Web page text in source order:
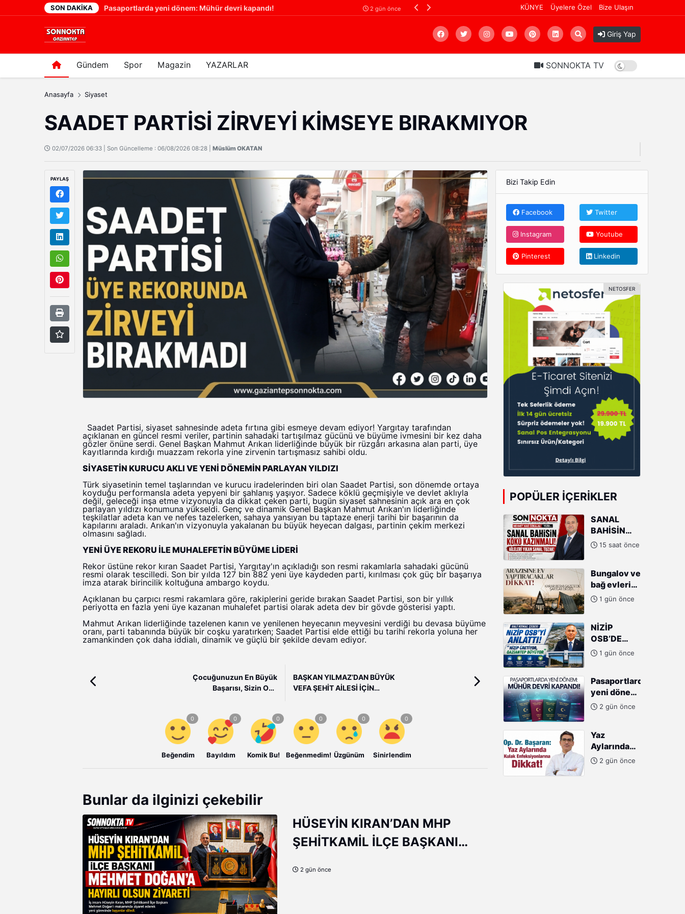
SON DAKIKA 2 gün önce 2 gün önce KÜNYE Üyelere Özel Bize Ulaşın
Giriş Yap
Gündem Spor Magazin YAZARLAR SONNOKTA TV
Arama
Anasayfa Siyaset
SAADET PARTİSİ ZİRVEYİ KİMSEYE BIRAKMIYOR
02/07/2026 06:33 | Son Güncelleme : 06/08/2026 08:28 | Müslüm OKATAN
PAYLAŞ
Saadet Partisi, siyaset sahnesinde adeta fırtına gibi esmeye devam ediyor! Yargıtay tarafından
açıklanan en güncel resmi veriler, partinin sahadaki tartışılmaz gücünü ve büyüme ivmesini bir kez daha
gözler önüne serdi. Genel Başkan Mahmut Arıkan liderliğinde büyük bir rüzgârı arkasına alan parti, üye
kayıtlarında kırdığı muazzam rekorla yine zirvenin tartışmasız sahibi oldu.
SİYASETİN KURUCU AKLI VE YENİ DÖNEMİN PARLAYAN YILDIZI
Türk siyasetinin temel taşlarından ve kurucu iradelerinden biri olan Saadet Partisi, son dönemde ortaya
koyduğu performansla adeta yepyeni bir şahlanış yaşıyor. Sadece köklü geçmişiyle ve devlet aklıyla
değil, geleceği inşa etme vizyonuyla da dikkat çeken parti, bugün siyaset sahnesinin açık ara en çok
parlayan yıldızı konumuna yükseldi. Genç ve dinamik Genel Başkan Mahmut Arıkan'ın liderliğinde
teşkilatlar adeta kan ve nefes tazelerken, sahaya yansıyan bu taptaze enerji tarihi bir başarının da
kapılarını araladı. Arıkan'ın vizyonuyla yakalanan bu büyük heyecan dalgası, partinin çekim merkezi
olmasını sağladı.
YENİ ÜYE REKORU İLE MUHALEFETİN BÜYÜME LİDERİ
Rekor üstüne rekor kıran Saadet Partisi, Yargıtay'ın açıkladığı son resmi rakamlarla sahadaki gücünü
resmi olarak tescilledi. Son bir yılda 127 bin 882 yeni üye kaydeden parti, kırılması çok güç bir başarıya
imza atarak birincilik koltuğuna ambargo koydu.
Açıklanan bu çarpıcı resmi rakamlara göre, rakiplerini geride bırakan Saadet Partisi, son bir yıllık
periyotta en fazla yeni üye kazanan muhalefet partisi olarak adeta dev bir gövde gösterisi yaptı.
Mahmut Arıkan liderliğinde tazelenen kanın ve yenilenen heyecanın meyvesini verdiği bu devasa büyüme
oranı, parti tabanında büyük bir coşku yaratırken; Saadet Partisi elde ettiği bu tarihi rekorla yoluna her
zamankinden çok daha iddialı, dinamik ve güçlü bir şekilde devam ediyor.
Çocuğunuzun En Büyük
Başarısı, Sizin Ona
BAŞKAN YILMAZ’DAN BÜYÜK
VEFA ŞEHİT AİLESİ İÇİN
Beğendim Bayıldım Komik Bu! Beğenmedim! Üzgünüm Sinirlendim
Bunlar da ilginizi çekebilir
HÜSEYİN KIRAN’DAN MHP
ŞEHİTKAMİL İLÇE BAŞKANI
2 gün önce
Bizi Takip Edin
Facebook Twitter
Instagram Youtube
Pinterest Linkedin
POPÜLER İÇERIKLER
SANAL
BAHİSİN
KÖKÜ
YIKAN
SANAL
TUZAK!
15 saat önce
Bungalov ve
bağ evleri
için son
Arazi şartı...
1 gün önce
NİZİP
OSB’DE
BÜYÜK
ÇEBER’DEN
SANAYİCİLERE
ÖVGÜ
1 gün önce
Pasaportlarda
yeni dönem:
Mühür devri
2 gün önce
Yaz
Aylarında
Kulak
2 gün önce